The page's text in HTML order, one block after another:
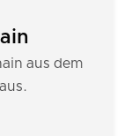
aus dem